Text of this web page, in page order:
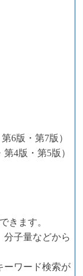
6版・第7版）
4版・第5版）
きます。
子量などから
ワード検索が